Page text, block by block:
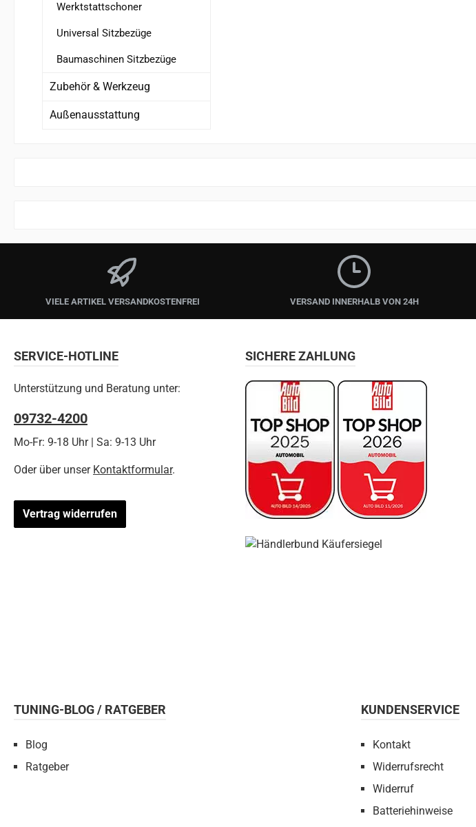
Werktstattschoner
Universal Sitzbezüge
Baumaschinen Sitzbezüge
Zubehör & Werkzeug
Außenausstattung
VIELE ARTIKEL VERSANDKOSTENFREI VERSAND INNERHALB VON 24H
SERVICE-HOTLINE
Unterstützung und Beratung unter:
09732-4200
Mo-Fr: 9-18 Uhr | Sa: 9-13 Uhr
Oder über unser Kontaktformular.
Vertrag widerrufen
TUNING-BLOG / RATGEBER
Blog
Ratgeber
KUNDENSERVICE
Kontakt
Widerrufsrecht
Widerruf
Batteriehinweise
SICHERE ZAHLUNG